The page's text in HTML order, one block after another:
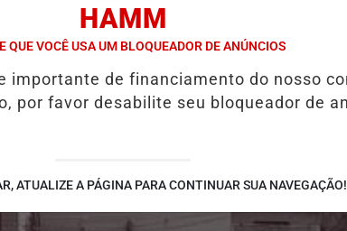
COM THALLES ROBERTO REFORMA
HAMM
QUE VOCÊ USA UM BLOQUEADOR DE ANÚNCIOS
importante de financiamento do nosso
por favor desabilite seu bloqueador de
ATUALIZE A PÁGINA PARA CONTINUAR SUA NAVEGAÇÃO!